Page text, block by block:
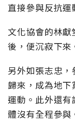
直接參與反抗運
文化協會的林
後，便沉寂下來
另外如張志忠
歸來，成為地
運動。此外還
體沒有全程參與